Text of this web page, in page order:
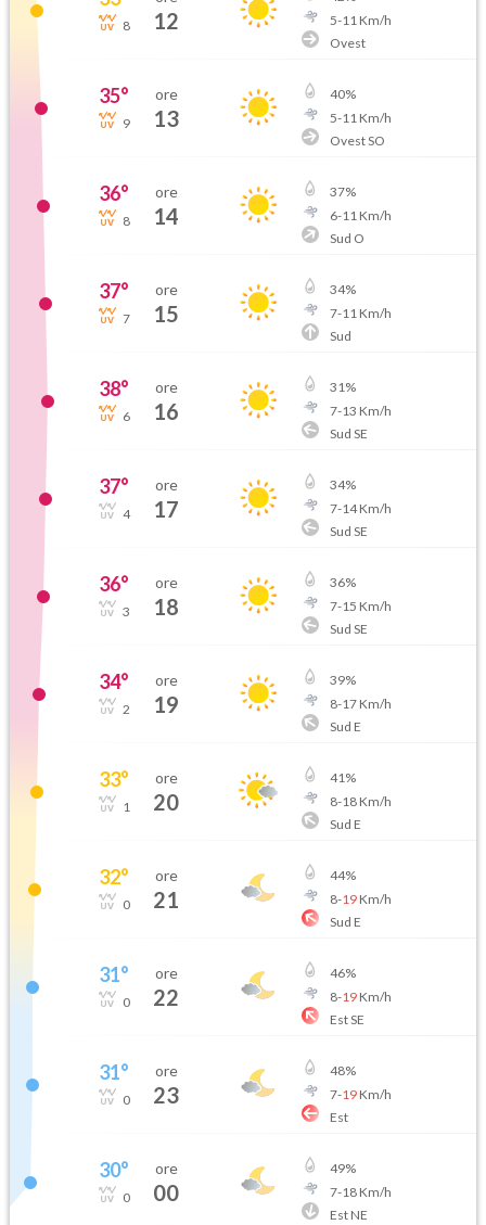
8 12
5-11 Km/h
Ovest
35°
9
ore
13
40%
5-11 Km/h
Ovest SO
36°
8
ore
14
37%
6-11 Km/h
Sud O
37°
7
ore
15
34%
7-11 Km/h
Sud
38°
6
ore
16
31%
7-13 Km/h
Sud SE
37°
4
ore
17
34%
7-14Km/h
Sud SE
36°
3
ore
18
36%
7-15 Km/h
Sud SE
34°
2
ore
19
39%
8-17Km/h
Sud E
33°
1
ore
20
41%
8-18Km/h
Sud E
32°
0
ore
21
44%
8-19Km/h
Sud E
31°
0
ore
22
46%
8-19Km/h
Est SE
31°
0
ore
23
48%
7-19Km/h
Est
30°
0
ore
00
49%
7-18Km/h
Est NE